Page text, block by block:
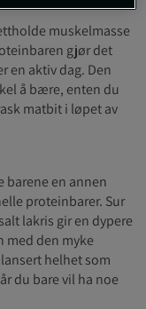
muskelmasse
gjør det
en aktiv dag. Den
å bære, enten du
matbit i løpet av
barene en annen
proteinbarer. Sur
lakris gir en dypere
med den myke
helhet som
du bare vil ha noe